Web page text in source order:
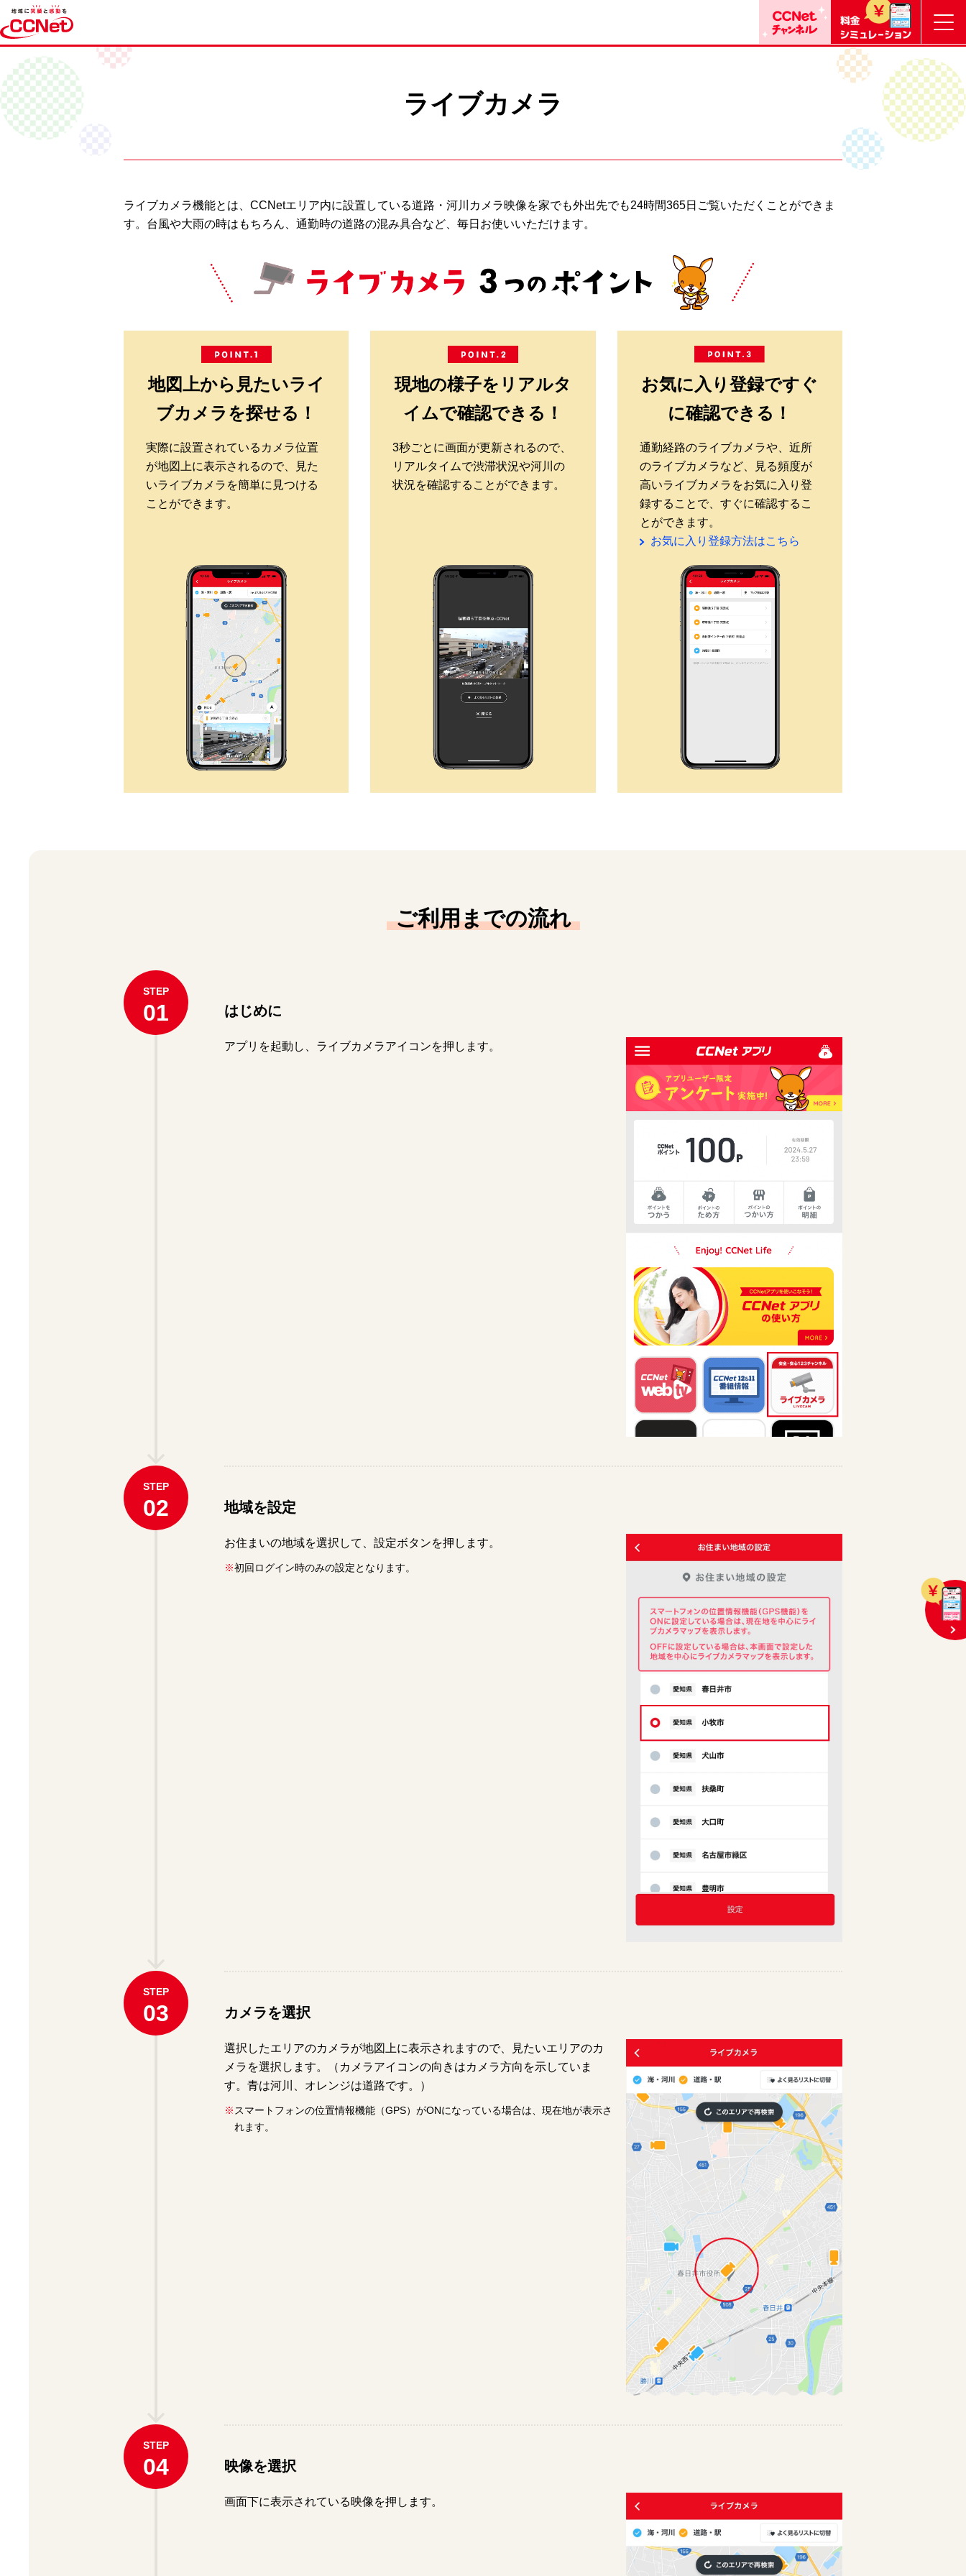
ライブカメラ
ライブカメラ機能とは、CCNetエリア内に設置している道路・河川カメラ映像を家でも外出先でも24時間365日ご覧いただくことができま
す。台風や大雨の時はもちろん、通勤時の道路の混み具合など、毎日お使いいただけます。
地図上から見たいライ
ブカメラを探せる！
実際に設置されているカメラ位置
が地図上に表示されるので、見た
いライブカメラを簡単に見つける
ことができます。
現地の様子をリアルタ
イムで確認できる！
3秒ごとに画面が更新されるので、
リアルタイムで渋滞状況や河川の
状況を確認することができます。
お気に入り登録ですぐ
に確認できる！
通勤経路のライブカメラや、近所
のライブカメラなど、見る頻度が
高いライブカメラをお気に入り登
録することで、すぐに確認するこ
とができます。
お気に入り登録方法はこちら
ご利用までの流れ
STEP
01 はじめに
アプリを起動し、ライブカメラアイコンを押します。
STEP
02 地域を設定
お住まいの地域を選択して、設定ボタンを押します。
※初回ログイン時のみの設定となります。
STEP
03 カメラを選択
選択したエリアのカメラが地図上に表示されますので、見たいエリアのカ
メラを選択します。（カメラアイコンの向きはカメラ方向を示していま
す。青は河川、オレンジは道路です。）
※ スマートフォンの位置情報機能（GPS）がONになっている場合は、現在地が表示さ
れます。
STEP
04 映像を選択
画面下に表示されている映像を押します。